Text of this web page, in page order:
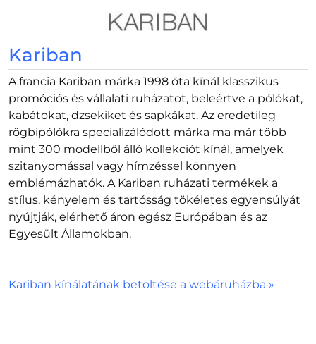
Kariban
A francia Kariban márka 1998 óta kínál klasszikus
promóciós és vállalati ruházatot, beleértve a pólókat,
kabátokat, dzsekiket és sapkákat. Az eredetileg
rögbipólókra specializálódott márka ma már több
mint 300 modellből álló kollekciót kínál, amelyek
szitanyomással vagy hímzéssel könnyen
emblémázhatók. A Kariban ruházati termékek a
stílus, kényelem és tartósság tökéletes egyensúlyát
nyújtják, elérhető áron egész Európában és az
Egyesült Államokban.
Kariban kínálatának betöltése a webáruházba »